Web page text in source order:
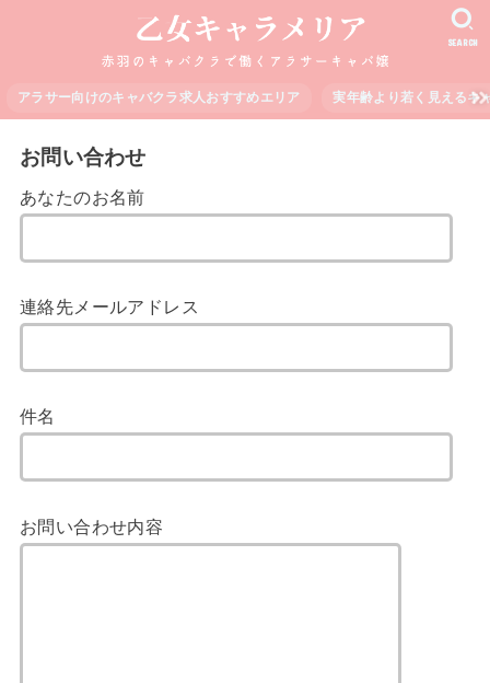
アラサー向けのキャバクラ求人おすすめエリア 実年齢より若く見えるキ
SEARCH
お問い合わせ
あなたのお名前
連絡先メールアドレス
件名
お問い合わせ内容